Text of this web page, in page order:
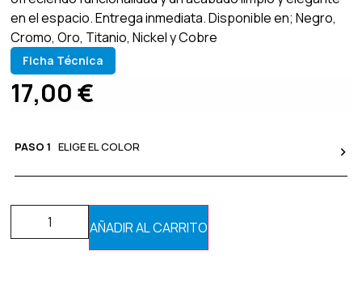
en el espacio. Entrega inmediata. Disponible en; Negro,
Cromo, Oro, Titanio, Nickel y Cobre
Ficha Técnica
17,00€
PASO 1 ELIGE EL COLOR
AÑADIR AL CARRITO